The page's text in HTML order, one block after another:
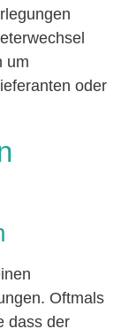
um
oder
Oftmals
dass der